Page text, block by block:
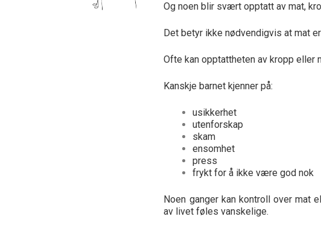
Og noen blir svært opptatt av mat,
Det betyr ikke nødvendigvis at mat
Ofte kan opptattheten av kropp eller
Kanskje barnet kjenner på:
usikkerhet
utenforskap
skam
ensomhet
press
frykt for å ikke være god nok
Noen ganger kan kontroll over mat
av livet føles vanskelige.